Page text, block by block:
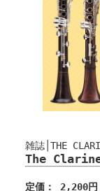
雑誌│THE
The
定価： 2,200円